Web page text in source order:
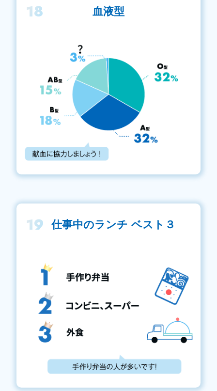
18 血液型
19 仕事中のランチ ベスト３